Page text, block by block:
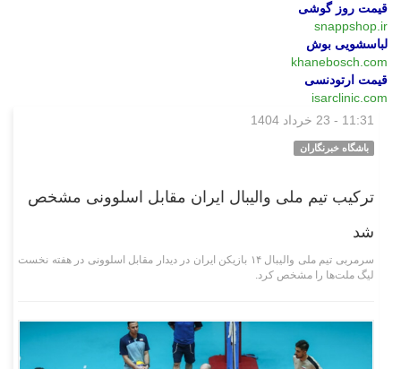
قیمت روز گوشی
snappshop.ir
لباسشویی بوش
khanebosch.com
قیمت ارتودنسی
isarclinic.com
11:31 - 23 خرداد 1404
باشگاه خبرنگاران
ترکیب تیم ملی والیبال ایران مقابل اسلوونی مشخص
شد
سرمربی تیم ملی والیبال ۱۴ بازیکن ایران در دیدار مقابل اسلوونی در هفته نخست
لیگ ملت‌ها را مشخص کرد.